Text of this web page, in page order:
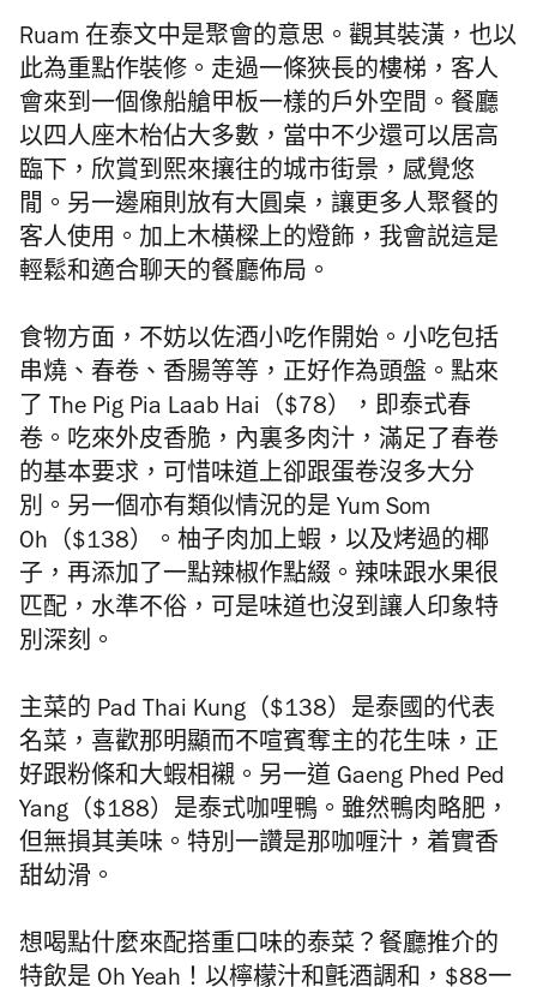
Ruam 在泰文中是聚會的意思。觀其裝潢，也以
此為重點作裝修。走過一條狹長的樓梯，客人
會來到一個像船艙甲板一樣的戶外空間。餐廳
以四人座木枱佔大多數，當中不少還可以居高
臨下，欣賞到熙來攘往的城市街景，感覺悠
閒。另一邊廂則放有大圓桌，讓更多人聚餐的
客人使用。加上木横樑上的燈飾，我會説這是
輕鬆和適合聊天的餐廳佈局。
食物方面，不妨以佐酒小吃作開始。小吃包括
串燒、春卷、香腸等等，正好作為頭盤。點來
了 The Pig Pia Laab Hai（$78），即泰式春
卷。吃來外皮香脆，內裏多肉汁，滿足了春卷
的基本要求，可惜味道上卻跟蛋卷沒多大分
別。另一個亦有類似情況的是 Yum Som
Oh（$138）。柚子肉加上蝦，以及烤過的椰
子，再添加了一點辣椒作點綴。辣味跟水果很
匹配，水準不俗，可是味道也沒到讓人印象特
別深刻。
主菜的 Pad Thai Kung（$138）是泰國的代表
名菜，喜歡那明顯而不喧賓奪主的花生味，正
好跟粉條和大蝦相襯。另一道 Gaeng Phed Ped
Yang（$188）是泰式咖哩鴨。雖然鴨肉略肥，
但無損其美味。特別一讚是那咖喱汁，着實香
甜幼滑。
想喝點什麼來配搭重口味的泰菜？餐廳推介的
特飲是 Oh Yeah！以檸檬汁和氈酒調和，$88一